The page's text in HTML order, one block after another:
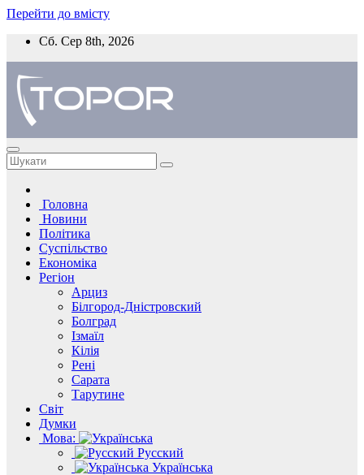
Перейти до вмісту
Сб. Сер 8th, 2026
Головна
Новини
Політика
Суспільство
Економіка
Регіон
Арциз
Білгород-Дністровский
Болград
Ізмаїл
Кілія
Рені
Сарата
Тарутине
Світ
Думки
Мова:
Русский
Українська